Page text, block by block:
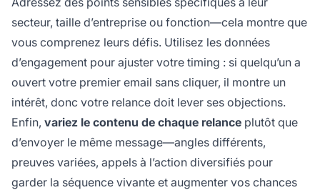
secteur, taille d’entreprise ou fonction—cela montre que
vous comprenez leurs défis. Utilisez les données
d’engagement pour ajuster votre timing : si quelqu’un a
ouvert votre premier email sans cliquer, il montre un
intérêt, donc votre relance doit lever ses objections.
Enfin, variez le contenu de chaque relance plutôt que
d’envoyer le même message—angles différents,
preuves variées, appels à l’action diversifiés pour
garder la séquence vivante et augmenter vos chances